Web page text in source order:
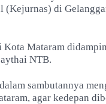
di
Kota Mataram
NTB.
sambutannya
agar kedepan